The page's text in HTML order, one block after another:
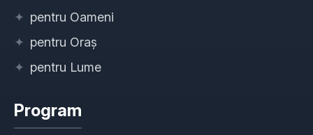
✦ pentru Oameni
✦ pentru Oraș
✦ pentru Lume
Program